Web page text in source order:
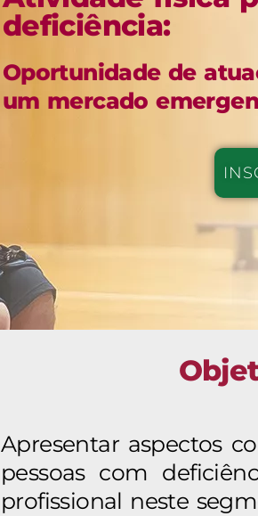
deficiência:
Oportunidade de
um mercado
Apresentar aspectos
pessoas com
profissional neste